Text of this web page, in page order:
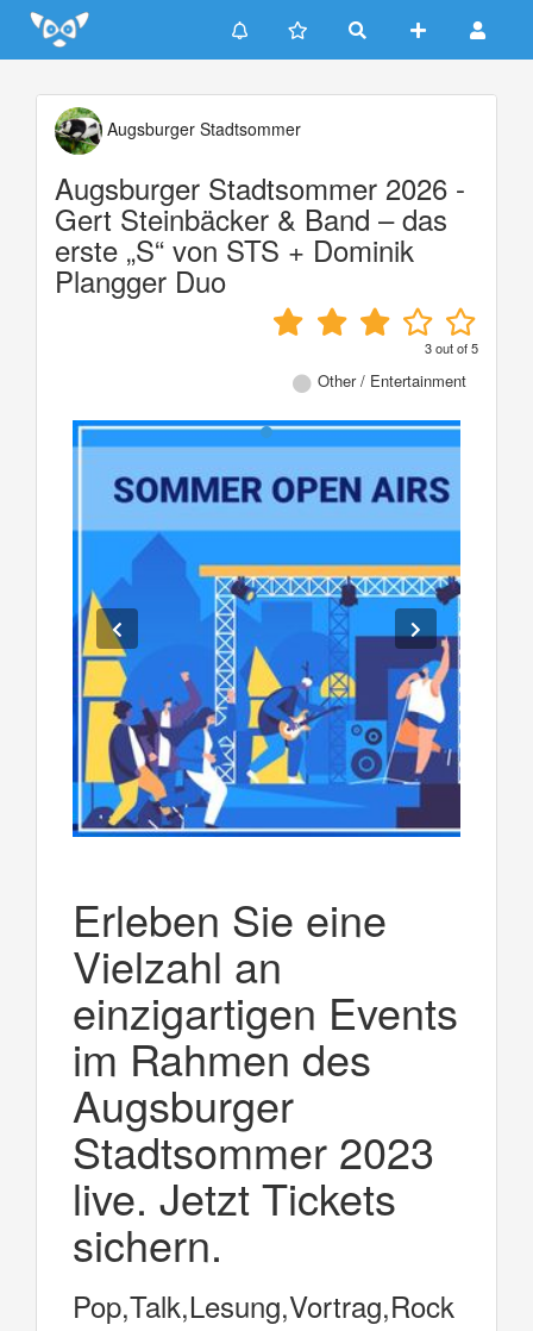
Update cookies preferences
Augsburger Stadtsommer
Augsburger Stadtsommer 2026 -
Gert Steinbäcker & Band – das
erste „S“ von STS + Dominik
Plangger Duo
3out of5
Other / Entertainment
Erleben Sie eine
Vielzahl an
einzigartigen Events
im Rahmen des
Augsburger
Stadtsommer 2023
live. Jetzt Tickets
sichern.
Pop,Talk,Lesung,Vortrag,Rock